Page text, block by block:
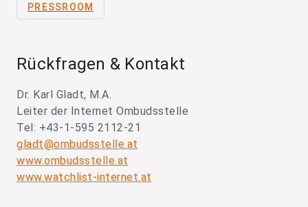
PRESSROOM
Rückfragen & Kontakt
Dr. Karl Gladt, M.A.
Leiter der Internet Ombudsstelle
Tel: +43-1-595 2112-21
gladt@ombudsstelle.at
www.ombudsstelle.at
www.watchlist-internet.at